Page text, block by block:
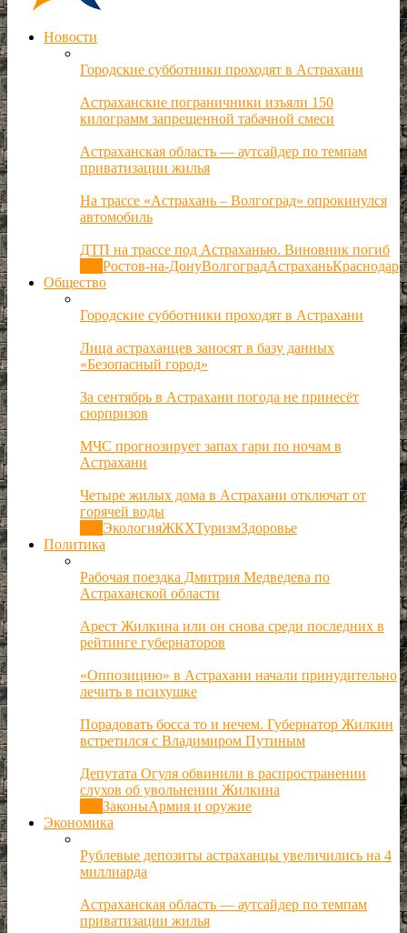
Новости
Городские субботники проходят в Астрахани
Астраханские пограничники изъяли 150
килограмм запрещенной табачной смеси
Астраханская область — аутсайдер по темпам
приватизации жилья
На трассе «Астрахань – Волгоград» опрокинулся
автомобиль
ДТП на трассе под Астраханью. Виновник погиб
Ростов-на-ДонуВолгоградАстраханьКраснодар
Общество
Городские субботники проходят в Астрахани
Лица астраханцев заносят в базу данных
«Безопасный город»
За сентябрь в Астрахани погода не принесёт
сюрпризов
МЧС прогнозирует запах гари по ночам в
Астрахани
Четыре жилых дома в Астрахани отключат от
горячей воды
ЭкологияЖКХТуризмЗдоровье
Политика
Рабочая поездка Дмитрия Медведева по
Астраханской области
Арест Жилкина или он снова среди последних в
рейтинге губернаторов
«Оппозицию» в Астрахани начали принудительно
лечить в психушке
Порадовать босса то и нечем. Губернатор Жилкин
встретился с Владимиром Путиным
Депутата Огуля обвинили в распространении
слухов об увольнении Жилкина
ЗаконыАрмия и оружие
Экономика
Рублевые депозиты астраханцы увеличились на 4
миллиарда
Астраханская область — аутсайдер по темпам
приватизации жилья